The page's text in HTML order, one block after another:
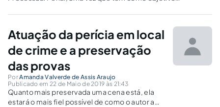
sobre fatos.
Atuação da perícia em local
de crime e a preservação
das provas
PorAmanda Valverde de Assis Araujo
Publicado em 22 de Maio de 2019 às 21:43
Quanto mais preservada uma cena está, ela
estará o mais fiel possível de como o autor a